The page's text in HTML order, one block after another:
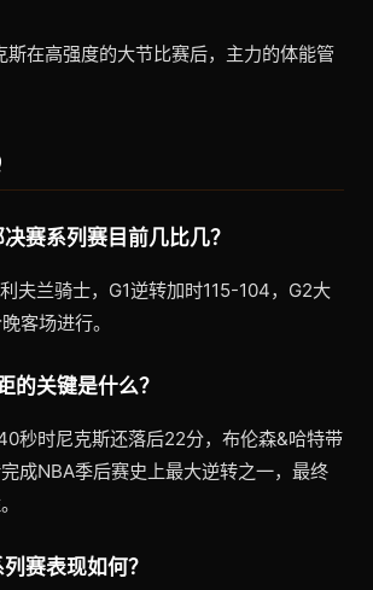
斯在高强度的大节比赛后，主力的体能管
赛系列赛目前几比几？
夫兰骑士，G1逆转加时115-104，G2大
客场进行。
的关键是什么？
秒时尼克斯还落后22分，布伦森&哈特带
成NBA季后赛史上最大逆转之一，最终
赛表现如何？